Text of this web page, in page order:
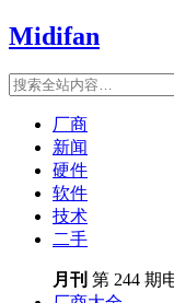
Midifan
厂商
新闻
硬件
软件
技术
二手
月刊 第 244 期